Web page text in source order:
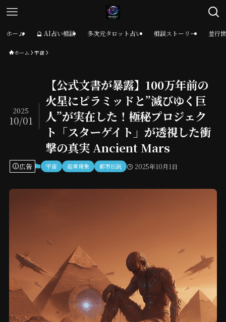
ホーム 🔮 AI占い相談 多次元タロット占い 相談ストーリー 並行
ホーム 宇宙
【公式文書が暴露】100万年前の
火星にピラミッドと”滅びゆく巨
人”が実在した！極秘プロジェク
ト「スターゲイト」が透視した衝
撃の真実 Ancient Mars
2025
10/01
広告 宇宙 超常現象 都市伝説 2025年10月1日